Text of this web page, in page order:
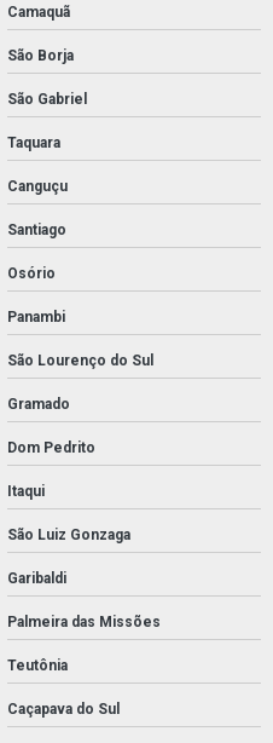
Camaquã
São Borja
São Gabriel
Taquara
Canguçu
Santiago
Osório
Panambi
São Lourenço do Sul
Gramado
Dom Pedrito
Itaqui
São Luiz Gonzaga
Garibaldi
Palmeira das Missões
Teutônia
Caçapava do Sul